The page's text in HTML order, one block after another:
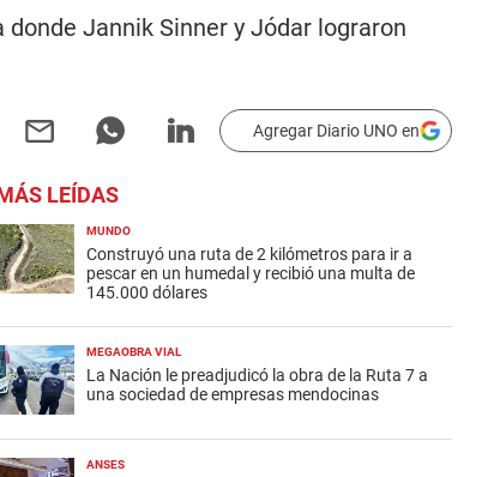
Jannik Sinner y Jódar lograron
Agregar Diario UNO en
LEÍDAS
MUNDO
Construyó una ruta de 2 kilómetros para ir a
pescar en un humedal y recibió una multa de
145.000 dólares
MEGAOBRA VIAL
La Nación le preadjudicó la obra de la Ruta 7 a
una sociedad de empresas mendocinas
ANSES